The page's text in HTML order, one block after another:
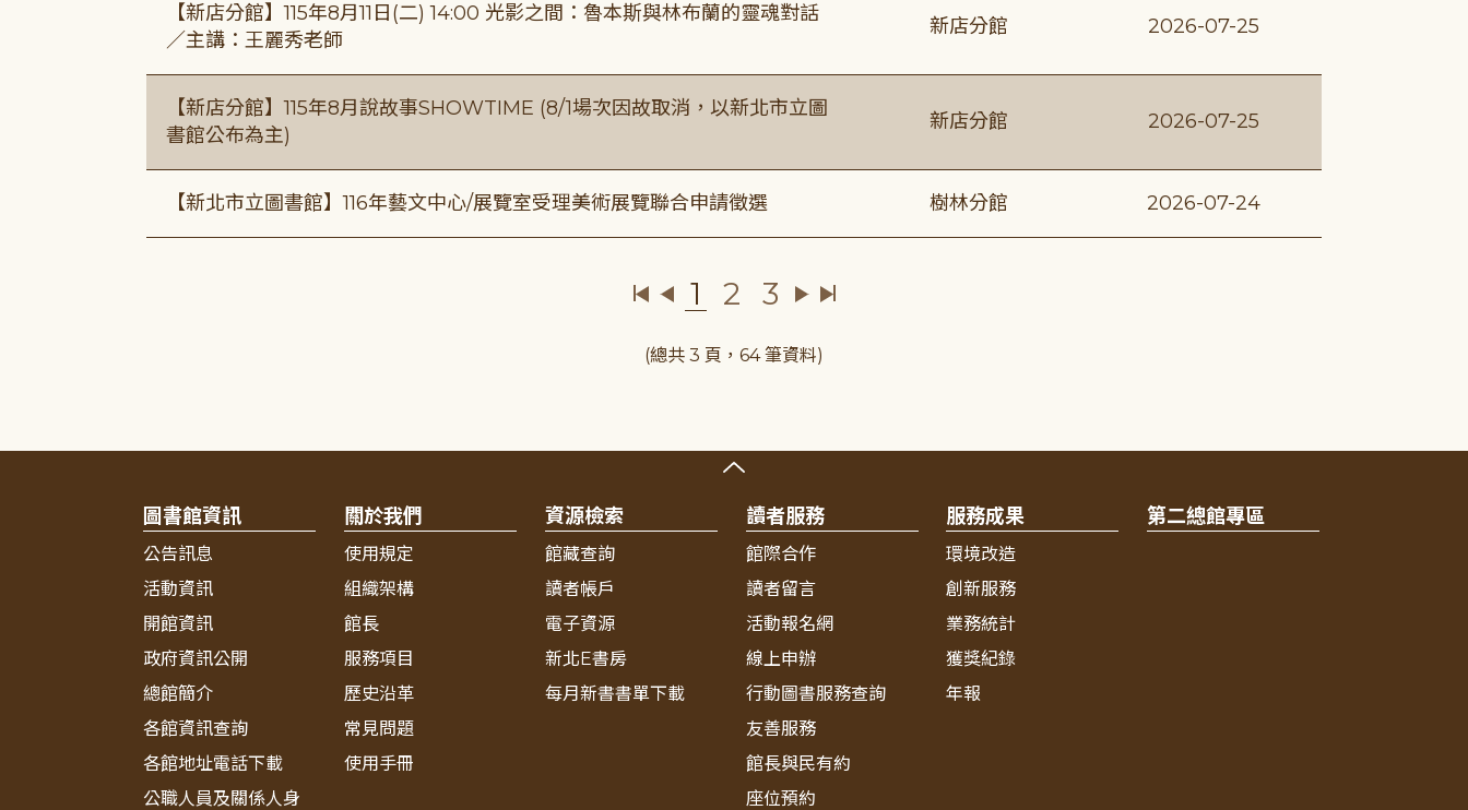
【新店分館】115年8月11日(二) 14:00 光影之間：魯本斯與林布蘭的靈魂對話
／主講：王麗秀老師
新店分館 2026-07-25
【新店分館】115年8月說故事SHOWTIME (8/1場次因故取消，以新北市立圖
書館公布為主)
新店分館 2026-07-25
【新北市立圖書館】116年藝文中心/展覽室受理美術展覽聯合申請徵選 樹林分館 2026-07-24
1 2 3
(總共 3 頁，64 筆資料)
圖書館資訊
公告訊息
活動資訊
開館資訊
政府資訊公開
總館簡介
各館資訊查詢
各館地址電話下載
公職人員及關係人身
關於我們
使用規定
組織架構
館長
服務項目
歷史沿革
常見問題
使用手冊
資源檢索
館藏查詢
讀者帳戶
電子資源
新北E書房
每月新書書單下載
讀者服務
館際合作
讀者留言
活動報名網
線上申辦
行動圖書服務查詢
友善服務
館長與民有約
座位預約
服務成果
環境改造
創新服務
業務統計
獲獎紀錄
年報
第二總館專區